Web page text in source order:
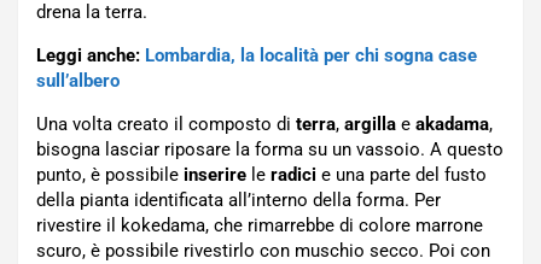
drena la terra.
Leggi anche: Lombardia, la località per chi sogna case
sull’albero
Una volta creato il composto di terra, argilla e akadama,
bisogna lasciar riposare la forma su un vassoio. A questo
punto, è possibile inserire le radici e una parte del fusto
della pianta identificata all’interno della forma. Per
rivestire il kokedama, che rimarrebbe di colore marrone
scuro, è possibile rivestirlo con muschio secco. Poi con